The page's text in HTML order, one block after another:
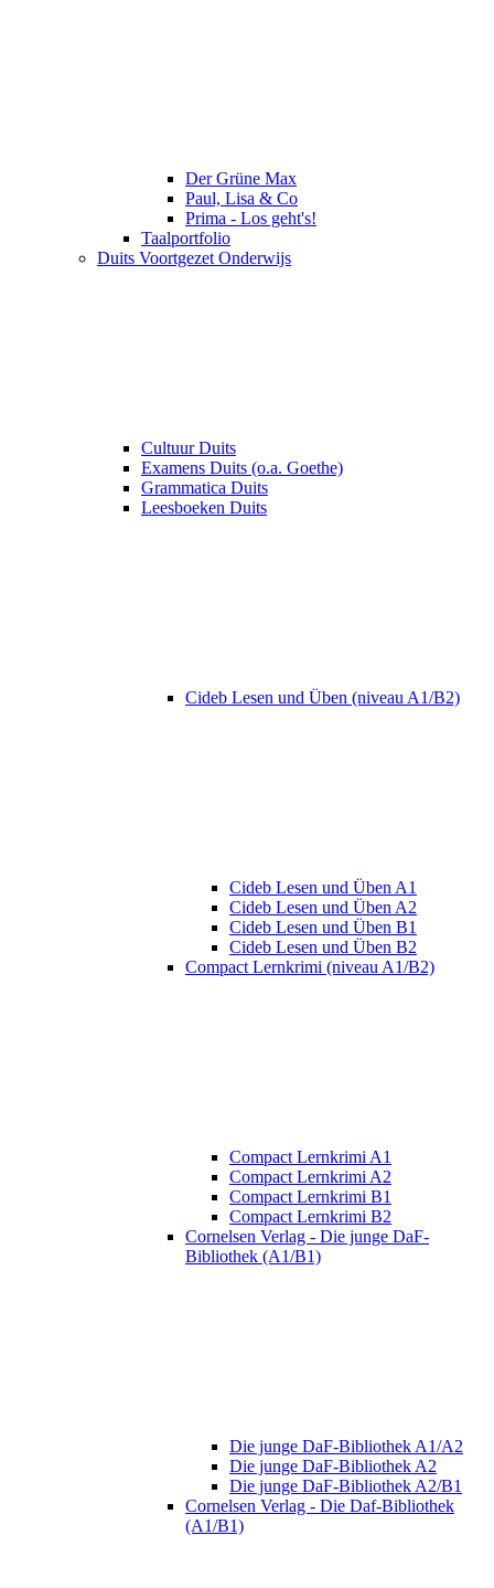
Der Grüne Max
Paul, Lisa & Co
Prima - Los geht's!
Taalportfolio
Duits Voortgezet Onderwijs
Cultuur Duits
Examens Duits (o.a. Goethe)
Grammatica Duits
Leesboeken Duits
Cideb Lesen und Üben (niveau A1/B2)
Cideb Lesen und Üben A1
Cideb Lesen und Üben A2
Cideb Lesen und Üben B1
Cideb Lesen und Üben B2
Compact Lernkrimi (niveau A1/B2)
Compact Lernkrimi A1
Compact Lernkrimi A2
Compact Lernkrimi B1
Compact Lernkrimi B2
Cornelsen Verlag - Die junge DaF-
Bibliothek (A1/B1)
Die junge DaF-Bibliothek A1/A2
Die junge DaF-Bibliothek A2
Die junge DaF-Bibliothek A2/B1
Cornelsen Verlag - Die Daf-Bibliothek
(A1/B1)